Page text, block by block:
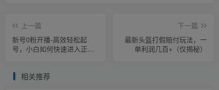
上一篇
新号0粉开播-高效轻松起
号，小白如何快速进入正常
下一篇
最新头盔打假赔付玩法，一
单利润几百+（仅揭秘）
相关推荐